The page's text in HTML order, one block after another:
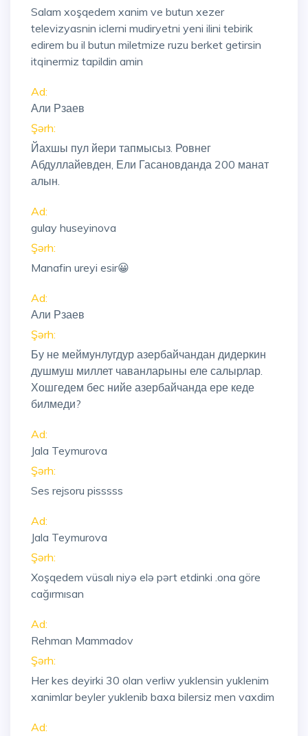
Salam xoşqedem xanim ve butun xezer
televizyasnin iclerni mudiryetni yeni ilini tebirik
edirem bu il butun miletmize ruzu berket getirsin
itqinermiz tapildin amin
Ad:
Али Рзаев
Şərh:
Йахшы пул йери тапмысыз. Ровнег
Абдуллайевден, Ели Гасановданда 200 манат
алын.
Ad:
gulay huseyinova
Şərh:
Manafin ureyi esir😀
Ad:
Али Рзаев
Şərh:
Бу не меймунлугдур азербайчандан дидеркин
душмуш миллет чаванларыны еле салырлар.
Хошгедем бес нийе азербайчанда ере кеде
билмеди?
Ad:
Jala Teymurova
Şərh:
Ses rejsoru pisssss
Ad:
Jala Teymurova
Şərh:
Xoşqedem vüsalı niyə elə pərt etdinki .ona göre
cağırmısan
Ad:
Rehman Mammadov
Şərh:
Her kes deyirki 30 olan verliw yuklensin yuklenim
xanimlar beyler yuklenib baxa bilersiz men vaxdim
Ad: